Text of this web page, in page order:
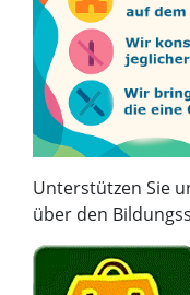
Unterstützen Sie
über den